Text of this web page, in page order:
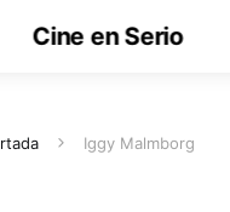
Cine en Serio
Iggy Malmborg